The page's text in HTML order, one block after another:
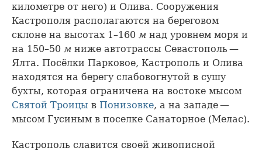
километре от него) и Олива. Сооружения
Кастрополя располагаются на береговом
склоне на высотах 1–160 м над уровнем моря и
на 150–50 м ниже автотрассы Севастополь —
Ялта. Посёлки Парковое, Кастрополь и Олива
находятся на берегу слабовогнутой в сушу
бухты, которая ограничена на востоке мысом
Святой Троицы в Понизовке, а на западе —
мысом Гусиным в поселке Cанаторное (Мелас).
Кастрополь славится своей живописной